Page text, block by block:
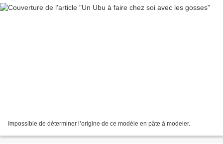
Impossible de déterminer l’origine de ce modèle en pâte à modeler.